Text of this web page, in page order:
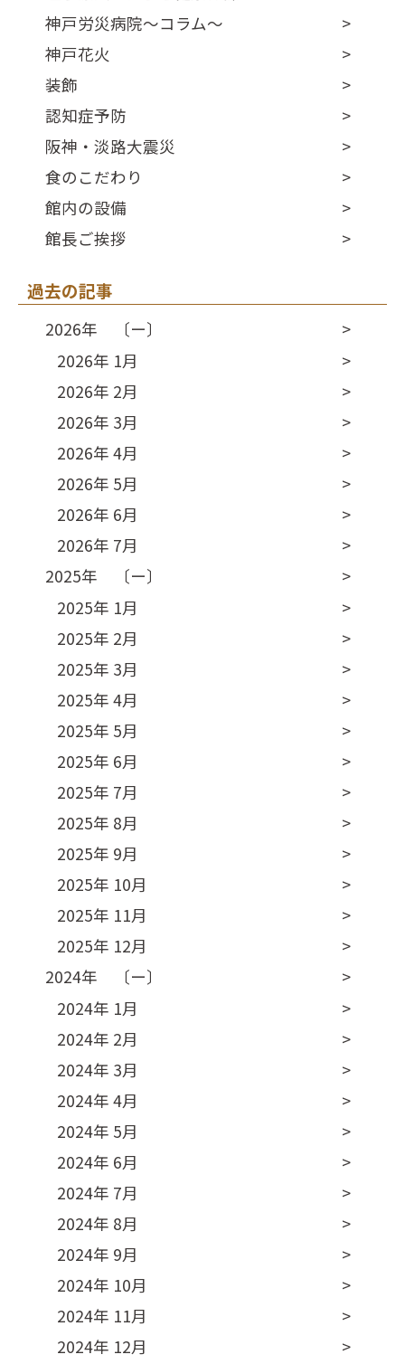
神戸労災病院～コラム～
神戸花火
装飾
認知症予防
阪神・淡路大震災
食のこだわり
館内の設備
館長ご挨拶
過去の記事
2026年 〔ー〕
2026年 1月
2026年 2月
2026年 3月
2026年 4月
2026年 5月
2026年 6月
2026年 7月
2025年 〔ー〕
2025年 1月
2025年 2月
2025年 3月
2025年 4月
2025年 5月
2025年 6月
2025年 7月
2025年 8月
2025年 9月
2025年 10月
2025年 11月
2025年 12月
2024年 〔ー〕
2024年 1月
2024年 2月
2024年 3月
2024年 4月
2024年 5月
2024年 6月
2024年 7月
2024年 8月
2024年 9月
2024年 10月
2024年 11月
2024年 12月